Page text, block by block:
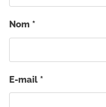
Nom *
E-mail *